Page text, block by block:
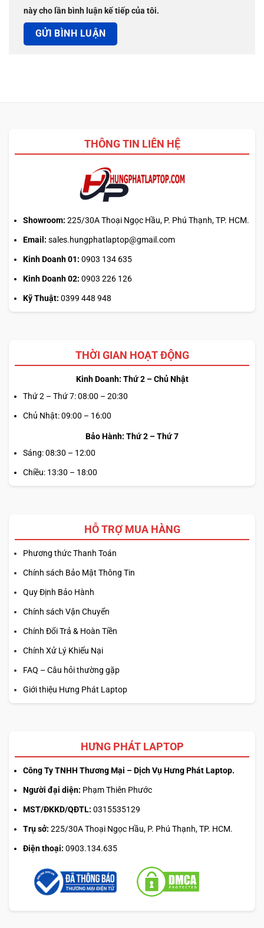
này cho lần bình luận kế tiếp của tôi.
THÔNG TIN LIÊN HỆ
Showroom: 225/30A Thoại Ngọc Hầu, P. Phú Thạnh, TP. HCM.
Email: sales.hungphatlaptop@gmail.com
Kinh Doanh 01: 0903 134 635
Kinh Doanh 02: 0903 226 126
Kỹ Thuật: 0399 448 948
THỜI GIAN HOẠT ĐỘNG
Kinh Doanh: Thứ 2 – Chủ Nhật
Thứ 2 – Thứ 7: 08:00 – 20:30
Chủ Nhật: 09:00 – 16:00
Bảo Hành: Thứ 2 – Thứ 7
Sáng: 08:30 – 12:00
Chiều: 13:30 – 18:00
HỖ TRỢ MUA HÀNG
Phương thức Thanh Toán
Chính sách Bảo Mật Thông Tin
Quy Định Bảo Hành
Chính sách Vận Chuyển
Chính Đổi Trả & Hoàn Tiền
Chính Xử Lý Khiếu Nại
FAQ – Câu hỏi thường gặp
Giới thiệu Hưng Phát Laptop
HƯNG PHÁT LAPTOP
Công Ty TNHH Thương Mại – Dịch Vụ Hưng Phát Laptop.
Người đại diện: Phạm Thiên Phước
MST/ĐKKD/QĐTL: 0315535129
Trụ sở: 225/30A Thoại Ngọc Hầu, P. Phú Thạnh, TP. HCM.
Điện thoại: 0903.134.635